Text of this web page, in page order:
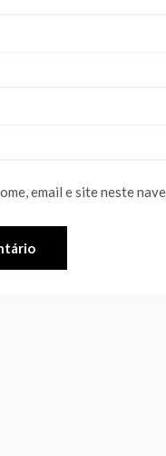
email e site neste